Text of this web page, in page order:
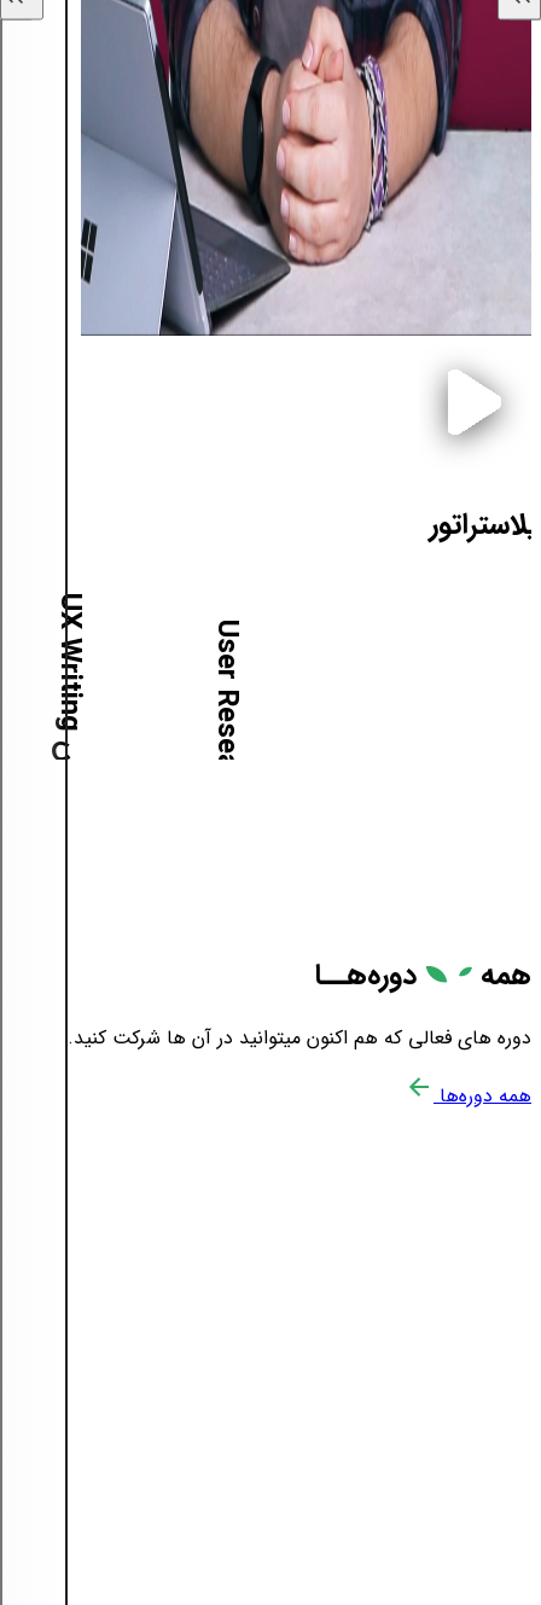
آ
م
و
ز
ش
U
s
e
r
R
e
s
e
a
r
c
h آ
م
و
ز
ش
U
X
W
r
i
t
i
n
g
همه دوره‌هــا
دوره های فعالی که هم اکنون میتوانید در آن ها شرکت کنید.
همه دوره‌ها